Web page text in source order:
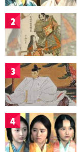
2
3
4